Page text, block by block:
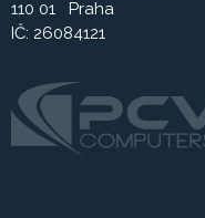
110 01 Praha
IČ: 26084121